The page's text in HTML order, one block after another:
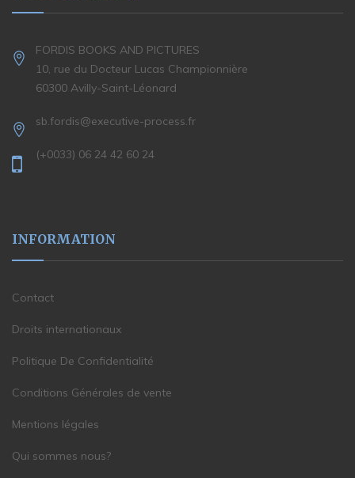
FORDIS BOOKS AND PICTURES
10, rue du Docteur Lucas Championnière
60300 Avilly-Saint-Léonard
sb.fordis@executive-process.fr
(+0033) 06 24 42 60 24
INFORMATION
Contact
Droits internationaux
Politique De Confidentialité
Conditions Générales de vente
Mentions légales
Qui sommes nous?